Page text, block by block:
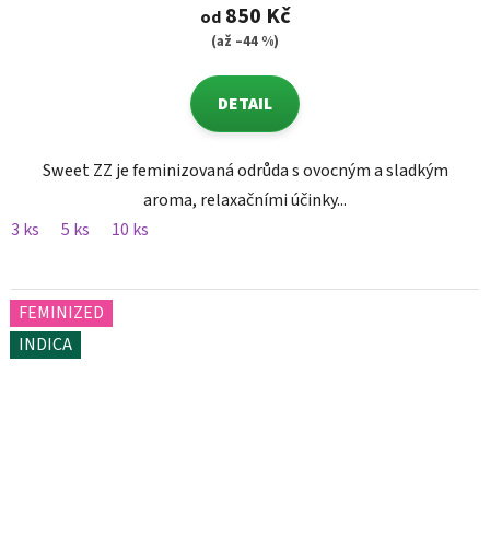
od850 Kč
(až –44 %)
DETAIL
Sweet ZZ je feminizovaná odrůda s ovocným a sladkým
aroma, relaxačními účinky...
3 ks
5 ks 10 ks
FEMINIZED
INDICA